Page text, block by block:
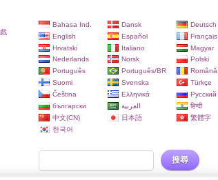
Bahasa Ind. Dansk
Deutsch
English
Español
Français
Hrvatski
Italiano
Magyar
Nederlands
Norsk
Polski
Português
Português/BR
Română
Suomi
Svenska
Türkçe
Čeština
Ελληνικά
Русский
български
العربية
हिन्दी
中文(CN)
日本語
繁體字
한국어
搜尋